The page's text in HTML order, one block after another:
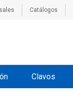
Catálogos
Clavos